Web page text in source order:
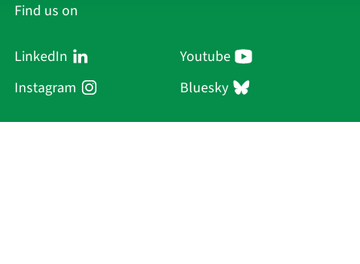
Find us on
LinkedIn
Youtube
Instagram
Bluesky